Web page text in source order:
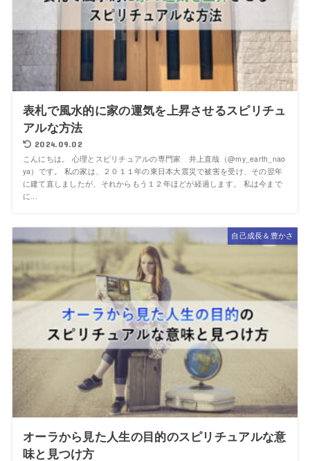
表札で風水的に家の運気を上昇させるスピリチュ
アルな方法
2024.09.02
こんにちは。 心理とスピリチュアルの専門家 井上直哉（@my_earth_nao
ya）です。 私の家は、２０１１年の東日本大震災で被害を受け、その翌年
に建て直しましたが、それからもう１２年ほどが経過します。 私は今まで
に...
自己成長＆豊かさ
オーラから見た人生の目的のスピリチュアルな意
味と見つけ方